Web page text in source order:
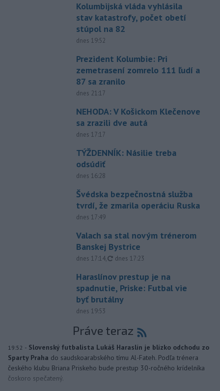
Kolumbijská vláda vyhlásila
stav katastrofy, počet obetí
stúpol na 82
dnes 19:52
Prezident Kolumbie: Pri
zemetrasení zomrelo 111 ľudí a
87 sa zranilo
dnes 21:17
NEHODA: V Košickom Klečenove
sa zrazili dve autá
dnes 17:17
TÝŽDENNÍK: Násilie treba
odsúdiť
dnes 16:28
Švédska bezpečnostná služba
tvrdí, že zmarila operáciu Ruska
dnes 17:49
Valach sa stal novým trénerom
Banskej Bystrice
dnes 17:14, aktualizované
dnes 17:23
Haraslínov prestup je na
spadnutie, Priske: Futbal vie
byť brutálny
dnes 19:53
Práve teraz
19:52 - Slovenský futbalista Lukáš Haraslín je blízko odchodu zo
Sparty Praha do saudskoarabského tímu Al-Fateh. Podľa trénera
českého klubu Briana Priskeho bude prestup 30-ročného krídelníka
čoskoro spečatený.